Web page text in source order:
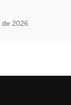
de 2026